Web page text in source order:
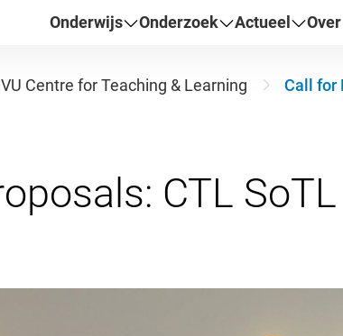
Onderwijs Onderzoek Actueel
VU Centre for Teaching & Learning Call for